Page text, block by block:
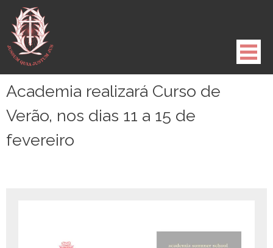
para
conteúdo
Academia realizará Curso de
Verão, nos dias 11 a 15 de
fevereiro